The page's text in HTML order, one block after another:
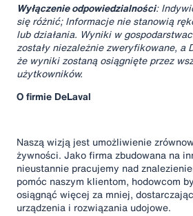
Wyłączenie odpowiedzialności:
się różnić; Informacje nie stanowią
lub działania. Wyniki w
zostały niezależnie zweryfikowane, a
że wyniki zostaną osiągnięte przez
użytkowników.
O firmie DeLaval
Naszą wizją jest umożliwienie
żywności. Jako firma zbudowana na
nieustannie pracujemy nad
pomóc naszym klientom, hodowcom
osiągnąć więcej za mniej,
urządzenia i rozwiązania udojowe.